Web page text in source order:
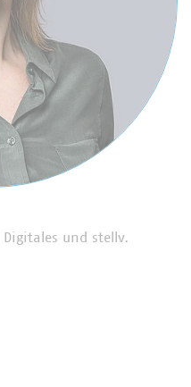
und stellv.